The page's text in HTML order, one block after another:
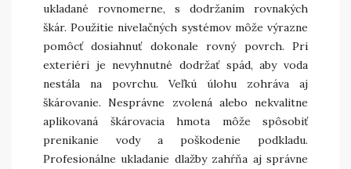
ukladané rovnomerne, s dodržaním rovnakých
škár. Použitie nivelačných systémov môže výrazne
pomôcť dosiahnuť dokonale rovný povrch. Pri
exteriéri je nevyhnutné dodržať spád, aby voda
nestála na povrchu. Veľkú úlohu zohráva aj
škárovanie. Nesprávne zvolená alebo nekvalitne
aplikovaná škárovacia hmota môže spôsobiť
prenikanie vody a poškodenie podkladu.
Profesionálne ukladanie dlažby zahŕňa aj správne